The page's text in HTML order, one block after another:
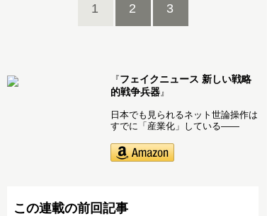
1 2 3
『フェイクニュース 新しい戦略
的戦争兵器 』
日本でも見られるネット世論操作は
すでに「産業化」している――
この連載の前回記事